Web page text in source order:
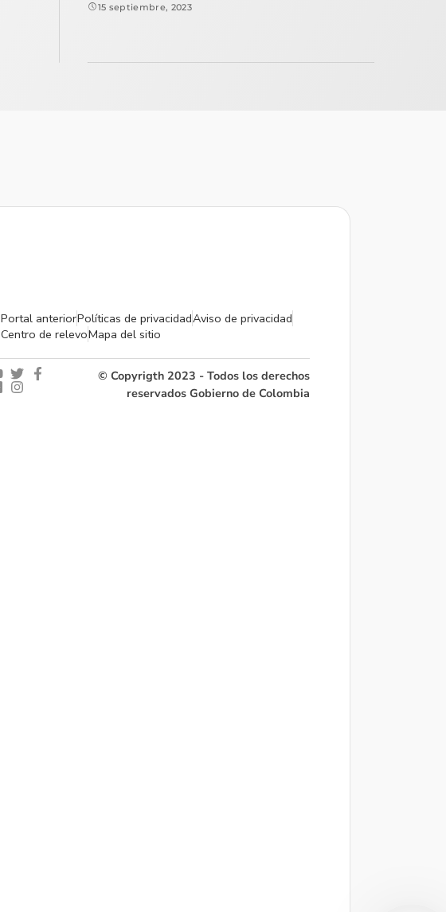
15 septiembre, 2023
Portal anteriorPolíticas de privacidadAviso de privacidad
Centro de relevoMapa del sitio
© Copyrigth 2023 - Todos los derechos
reservados Gobierno de Colombia